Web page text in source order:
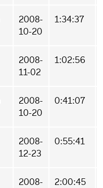
2008-
10-20
1:34:37
2008-
11-02
1:02:56
2008-
10-20
0:41:07
2008-
12-23
0:55:41
2008-
2:00:45